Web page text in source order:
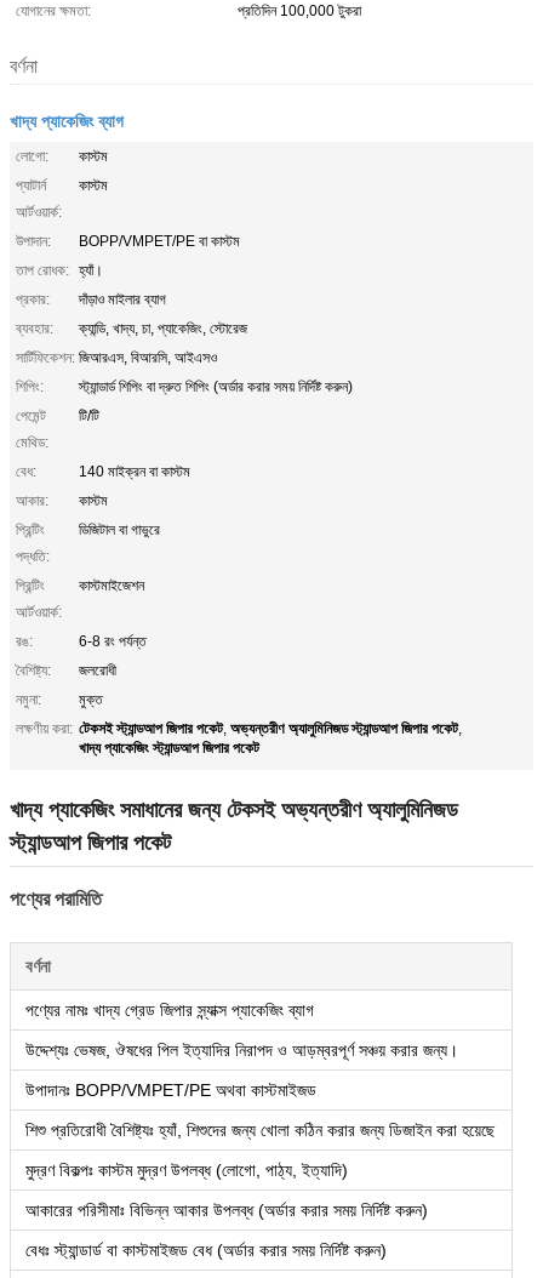
যোগানের ক্ষমতা:
প্রতিদিন 100,000 টুকরা
বর্ণনা
খাদ্য প্যাকেজিং ব্যাগ
লোগো:
কাস্টম
প্যাটার্ন
আর্টওয়ার্ক:
কাস্টম
উপাদান:
BOPP/VMPET/PE বা কাস্টম
তাপ রোধক: হ্যাঁ।
প্রকার:
দাঁড়াও মাইলার ব্যাগ
ব্যবহার:
ক্যান্ডি, খাদ্য, চা, প্যাকেজিং, স্টোরেজ
সার্টিফিকেশন: জিআরএস, বিআরসি, আইএসও
শিপিং:
স্ট্যান্ডার্ড শিপিং বা দ্রুত শিপিং (অর্ডার করার সময় নির্দিষ্ট করুন)
পেমেন্ট
মেথিড:
টি/টি
বেধ:
140 মাইক্রন বা কাস্টম
আকার:
কাস্টম
প্রিন্টিং
পদ্ধতি:
ডিজিটাল বা গাভুরে
প্রিন্টিং
আর্টওয়ার্ক:
কাস্টমাইজেশন
রঙ:
6-8 রং পর্যন্ত
বৈশিষ্ট্য:
জলরোধী
নমুনা:
মুক্ত
লক্ষণীয় করা: টেকসই স্ট্যান্ডআপ জিপার পকেট, অভ্যন্তরীণ অ্যালুমিনিজড স্ট্যান্ডআপ জিপার পকেট,
খাদ্য প্যাকেজিং স্ট্যান্ডআপ জিপার পকেট
খাদ্য প্যাকেজিং সমাধানের জন্য টেকসই অভ্যন্তরীণ অ্যালুমিনিজড
স্ট্যান্ডআপ জিপার পকেট
পণ্যের পরামিতি
বর্ণনা
পণ্যের নামঃ খাদ্য গ্রেড জিপার স্ন্যাক্স প্যাকেজিং ব্যাগ
উদ্দেশ্যঃ ভেষজ, ঔষধের পিল ইত্যাদির নিরাপদ ও আড়ম্বরপূর্ণ সঞ্চয় করার জন্য।
উপাদানঃ BOPP/VMPET/PE অথবা কাস্টমাইজড
শিশু প্রতিরোধী বৈশিষ্ট্যঃ হ্যাঁ, শিশুদের জন্য খোলা কঠিন করার জন্য ডিজাইন করা হয়েছে
মুদ্রণ বিকল্পঃ কাস্টম মুদ্রণ উপলব্ধ (লোগো, পাঠ্য, ইত্যাদি)
আকারের পরিসীমাঃ বিভিন্ন আকার উপলব্ধ (অর্ডার করার সময় নির্দিষ্ট করুন)
বেধঃ স্ট্যান্ডার্ড বা কাস্টমাইজড বেধ (অর্ডার করার সময় নির্দিষ্ট করুন)